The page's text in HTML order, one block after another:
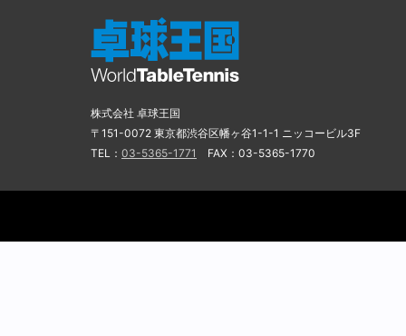
株式会社 卓球王国
〒151-0072 東京都渋谷区幡ヶ谷1-1-1 ニッコービル3F
TEL： 03-5365-1771 FAX：03-5365-1770